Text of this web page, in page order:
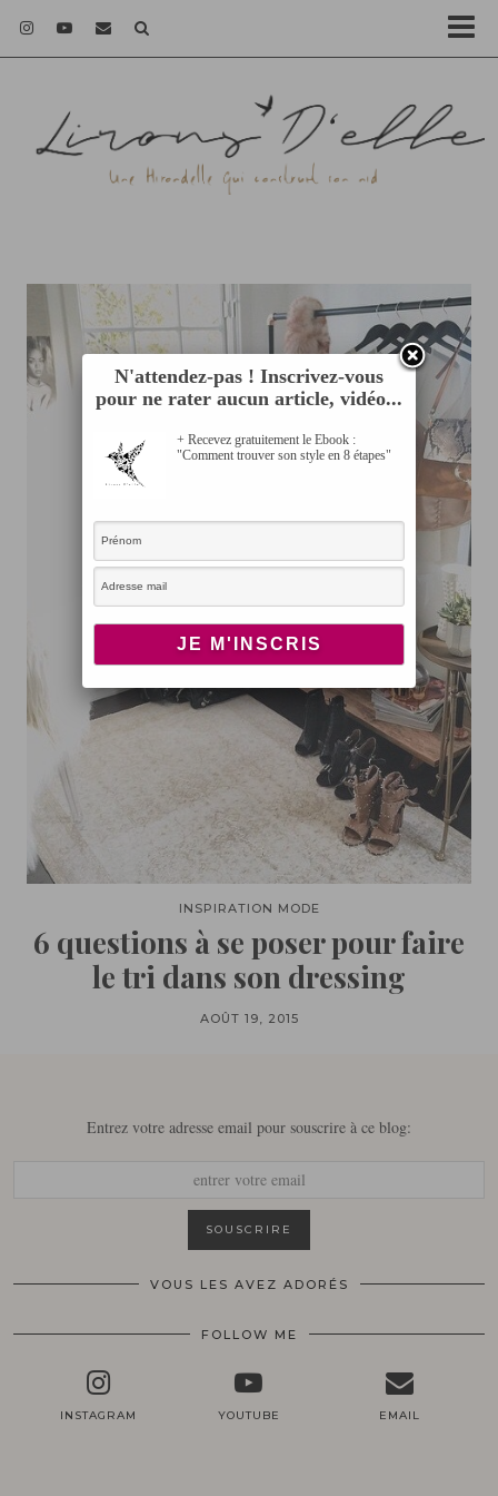
INSPIRATION MODE
6 questions à se poser pour faire
le tri dans son dressing
AOÛT 19, 2015
Entrez votre adresse email pour souscrire à ce blog:
VOUS LES AVEZ ADORÉS
FOLLOW ME
INSTAGRAM YOUTUBE EMAIL
N'attendez-pas ! Inscrivez-vous
pour ne rater aucun article, vidéo...
+ Recevez gratuitement le Ebook :
"Comment trouver son style en 8 étapes"